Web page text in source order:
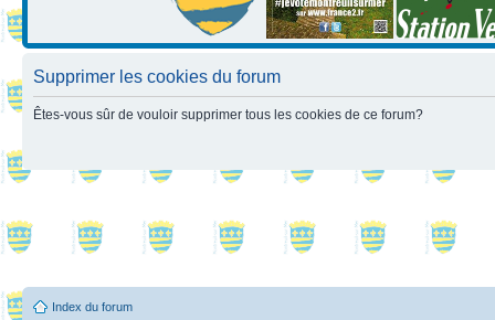
Supprimer les cookies du forum
Êtes-vous sûr de vouloir supprimer tous les cookies de ce forum?
Index du forum